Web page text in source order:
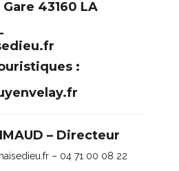
43160 LA
:
– Directeur
– 04 71 00 08 22